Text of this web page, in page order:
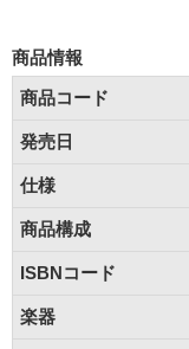
商品情報
商品コード
発売日
仕様
商品構成
ISBNコード
楽器